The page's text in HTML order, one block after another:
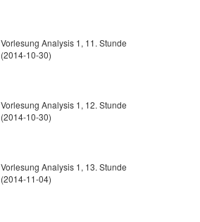
Vorlesung Analysis 1, 11. Stunde
(2014-10-30)
Vorlesung Analysis 1, 12. Stunde
(2014-10-30)
Vorlesung Analysis 1, 13. Stunde
(2014-11-04)